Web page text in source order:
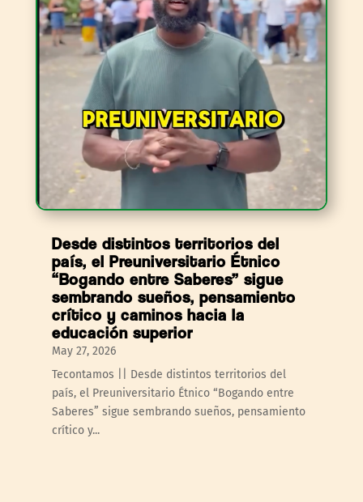
Desde distintos territorios del
país, el Preuniversitario Étnico
“Bogando entre Saberes” sigue
sembrando sueños, pensamiento
crítico y caminos hacia la
educación superior
May 27, 2026
Tecontamos || Desde distintos territorios del
país, el Preuniversitario Étnico “Bogando entre
Saberes” sigue sembrando sueños, pensamiento
crítico y...